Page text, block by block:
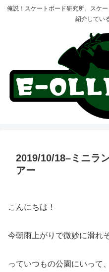
俺説！スケートボード研究所。スケ
紹介してい
2019/10/18–ミニラ
アー
こんにちは！
今朝雨上がりで微妙に滑れ
っていつもの公園にいって、